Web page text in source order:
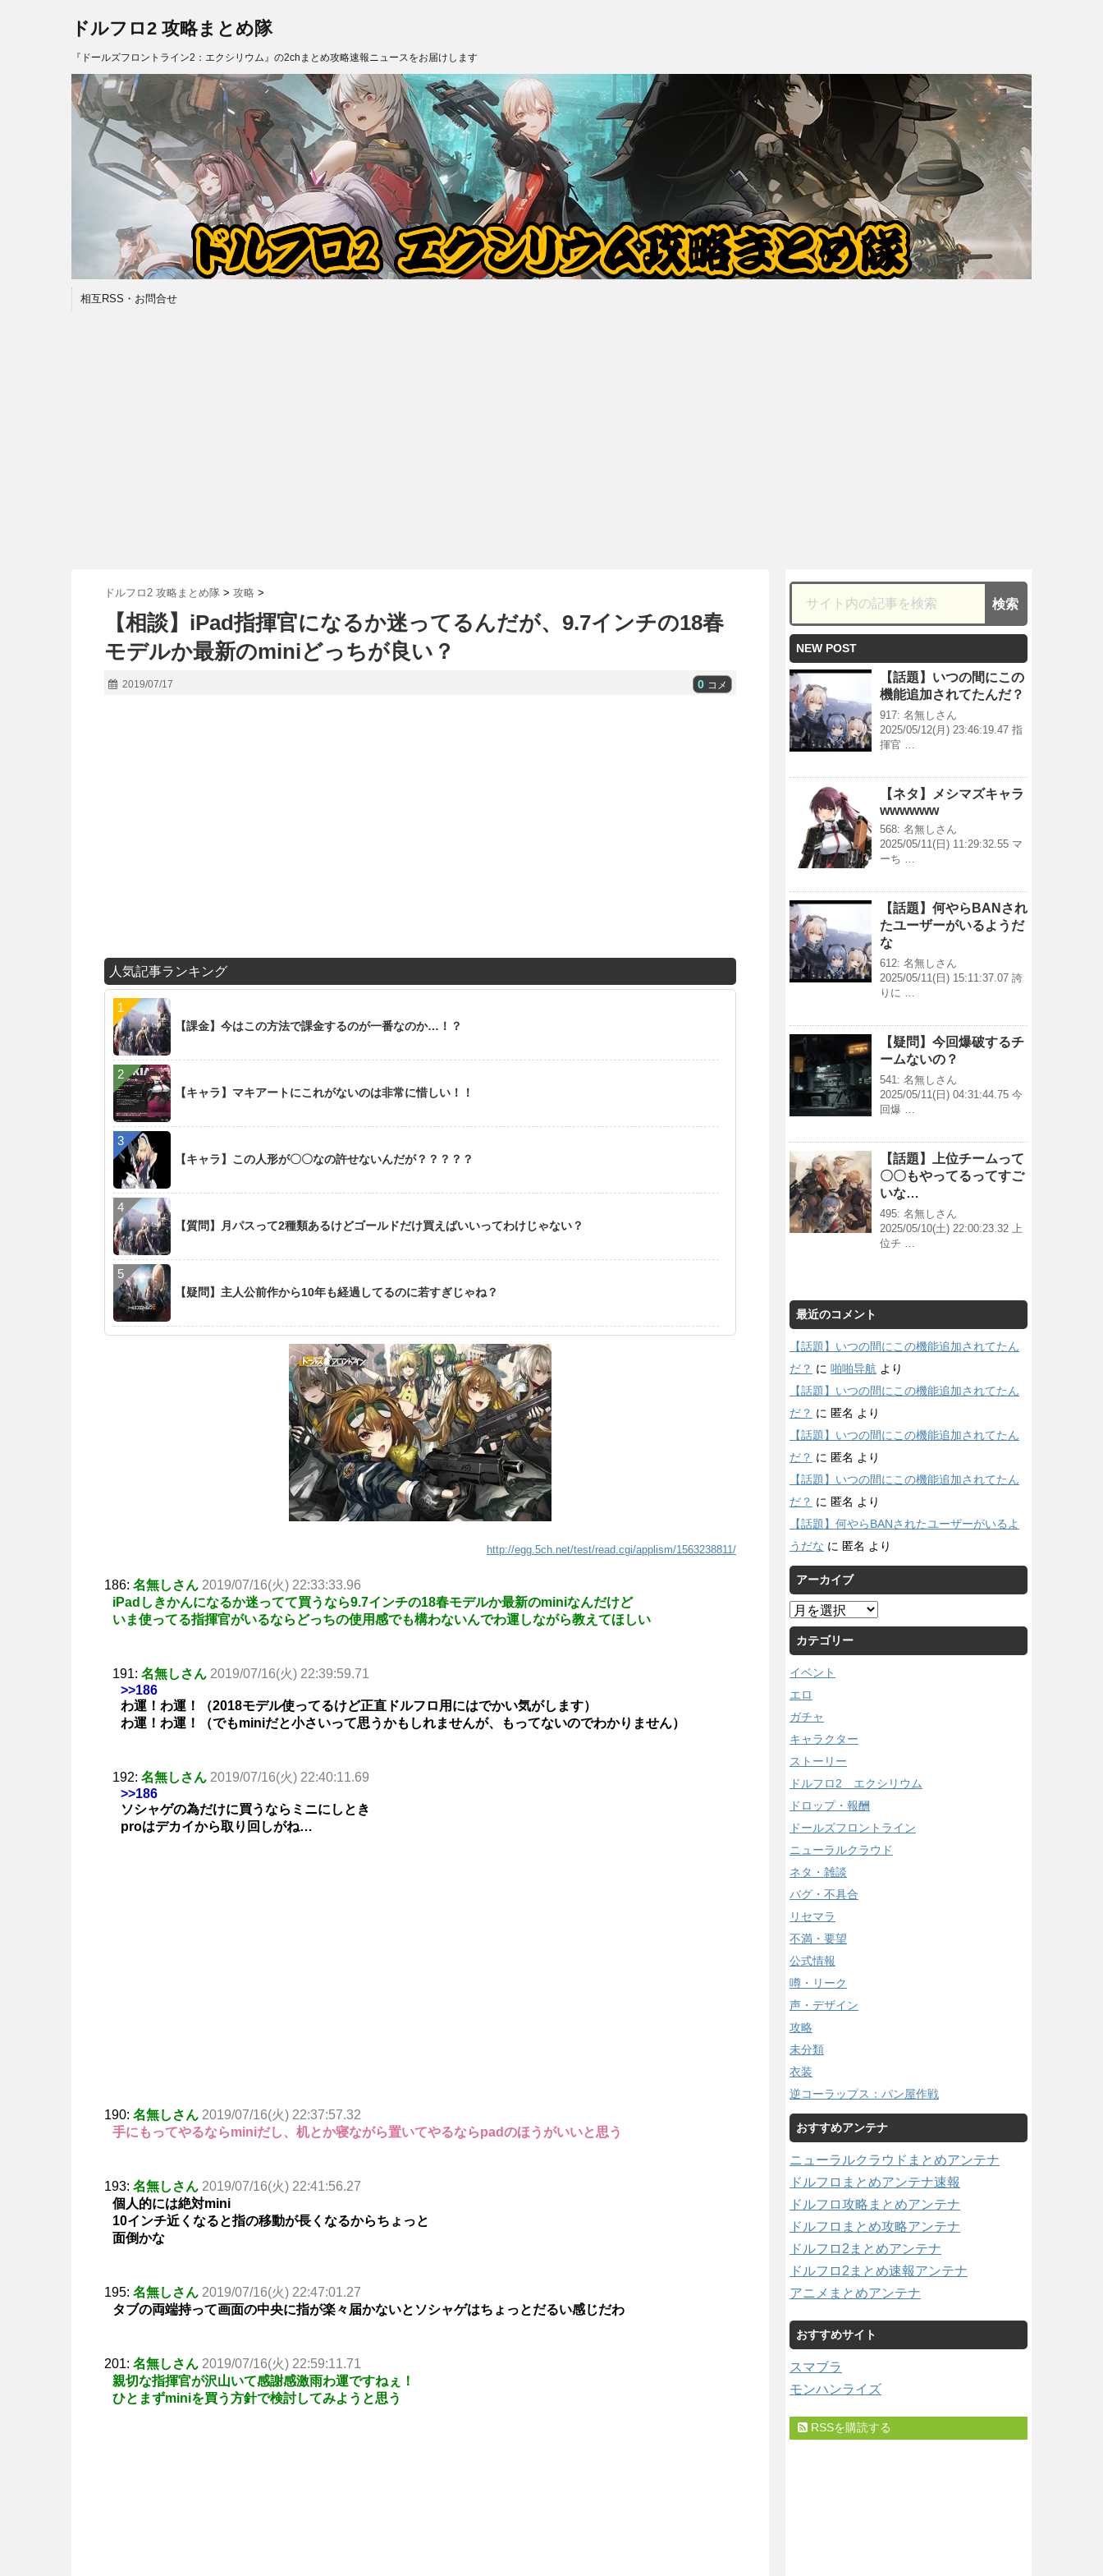
ドルフロ2 攻略まとめ隊
『ドールズフロントライン2：エクシリウム』の2chまとめ攻略速報ニュースをお届けします
相互RSS・お問合せ
ドルフロ2 攻略まとめ隊 > 攻略 >
【相談】iPad指揮官になるか迷ってるんだが、9.7インチの18春
モデルか最新のminiどっちが良い？
2019/07/17 0 コメ
人気記事ランキング
【課金】今はこの方法で課金するのが一番なのか…！？
【キャラ】マキアートにこれがないのは非常に惜しい！！
【キャラ】この人形が〇〇なの許せないんだが？？？？？
【質問】月パスって2種類あるけどゴールドだけ買えばいいってわけじゃない？
【疑問】主人公前作から10年も経過してるのに若すぎじゃね？
http://egg.5ch.net/test/read.cgi/applism/1563238811/
186: 名無しさん 2019/07/16(火) 22:33:33.96
iPadしきかんになるか迷ってて買うなら9.7インチの18春モデルか最新のminiなんだけど
いま使ってる指揮官がいるならどっちの使用感でも構わないんでわ運しながら教えてほしい
191: 名無しさん 2019/07/16(火) 22:39:59.71
>>186
わ運！わ運！（2018モデル使ってるけど正直ドルフロ用にはでかい気がします）
わ運！わ運！（でもminiだと小さいって思うかもしれませんが、もってないのでわかりません）
192: 名無しさん 2019/07/16(火) 22:40:11.69
>>186
ソシャゲの為だけに買うならミニにしとき
proはデカイから取り回しがね…
190: 名無しさん 2019/07/16(火) 22:37:57.32
手にもってやるならminiだし、机とか寝ながら置いてやるならpadのほうがいいと思う
193: 名無しさん 2019/07/16(火) 22:41:56.27
個人的には絶対mini
10インチ近くなると指の移動が長くなるからちょっと
面倒かな
195: 名無しさん 2019/07/16(火) 22:47:01.27
タブの両端持って画面の中央に指が楽々届かないとソシャゲはちょっとだるい感じだわ
201: 名無しさん 2019/07/16(火) 22:59:11.71
親切な指揮官が沢山いて感謝感激雨わ運ですねぇ！
ひとまずminiを買う方針で検討してみようと思う
NEW POST
【話題】いつの間にこの
機能追加されてたんだ？
917: 名無しさん
2025/05/12(月) 23:46:19.47 指
揮官 …
【ネタ】メシマズキャラ
wwwwww
568: 名無しさん
2025/05/11(日) 11:29:32.55 マ
ーち …
【話題】何やらBANされ
たユーザーがいるようだ
な
612: 名無しさん
2025/05/11(日) 15:11:37.07 誇
りに …
【疑問】今回爆破するチ
ームないの？
541: 名無しさん
2025/05/11(日) 04:31:44.75 今
回爆 …
【話題】上位チームって
〇〇もやってるってすご
いな…
495: 名無しさん
2025/05/10(土) 22:00:23.32 上
位チ …
最近のコメント
【話題】いつの間にこの機能追加されてたん
だ？ に 啪啪导航 より
【話題】いつの間にこの機能追加されてたん
だ？ に 匿名 より
【話題】いつの間にこの機能追加されてたん
だ？ に 匿名 より
【話題】いつの間にこの機能追加されてたん
だ？ に 匿名 より
【話題】何やらBANされたユーザーがいるよ
うだな に 匿名 より
アーカイブ
ア
ー
カ
イ
ブ
カテゴリー
イベント
エロ
ガチャ
キャラクター
ストーリー
ドルフロ2 エクシリウム
ドロップ・報酬
ドールズフロントライン
ニューラルクラウド
ネタ・雑談
バグ・不具合
リセマラ
不満・要望
公式情報
噂・リーク
声・デザイン
攻略
未分類
衣装
逆コーラップス：パン屋作戦
おすすめアンテナ
ニューラルクラウドまとめアンテナ
ドルフロまとめアンテナ速報
ドルフロ攻略まとめアンテナ
ドルフロまとめ攻略アンテナ
ドルフロ2まとめアンテナ
ドルフロ2まとめ速報アンテナ
アニメまとめアンテナ
おすすめサイト
スマブラ
モンハンライズ
RSSを購読する